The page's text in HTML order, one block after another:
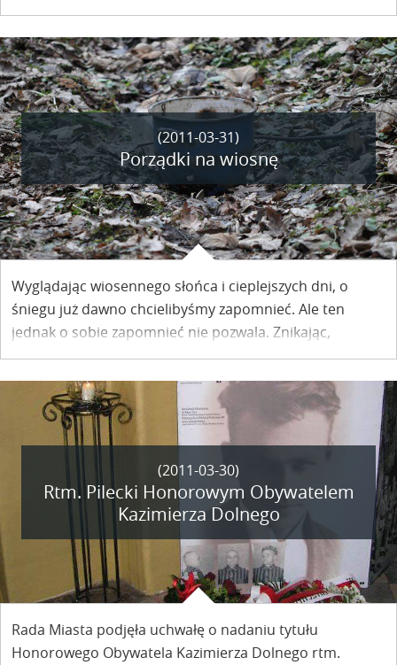
i studium postaci – Miejsko – Gminna Biblioteka
Publiczna zaprasza 1 kwietnia na wernisaż wystawy
Katarzyny Małek.
(2011-03-31)
Porządki na wiosnę
Wyglądając wiosennego słońca i cieplejszych dni, o
śniegu już dawno chcielibyśmy zapomnieć. Ale ten
jednak o sobie zapomnieć nie pozwala. Znikając,
odsłonił nagromadzone pod nim puste butelki, stare
garnki i inne odpady, których miejsce jest na śmietniku.
Co zrobić z tymi śmieciami? Oczywiście, posprzątać!
(2011-03-30)
Rtm. Pilecki Honorowym Obywatelem
Kazimierza Dolnego
Rada Miasta podjęła uchwałę o nadaniu tytułu
Honorowego Obywatela Kazimierza Dolnego rtm.